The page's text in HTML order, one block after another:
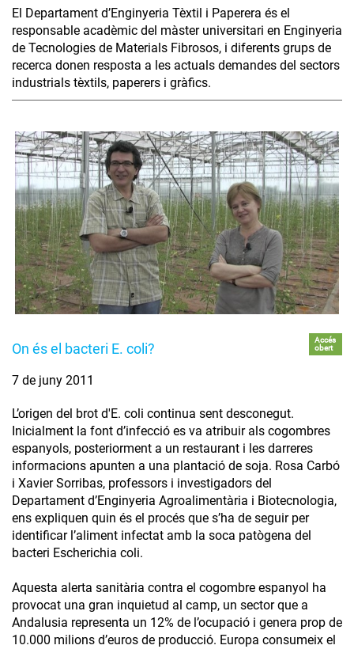
El Departament d’Enginyeria Tèxtil i Paperera és el
responsable acadèmic del màster universitari en Enginyeria
de Tecnologies de Materials Fibrosos, i diferents grups de
recerca donen resposta a les actuals demandes del sectors
industrials tèxtils, paperers i gràfics.
On és el bacteri E. coli?
Accés
obert
7 de juny 2011
L’origen del brot d'E. coli continua sent desconegut.
Inicialment la font d’infecció es va atribuir als cogombres
espanyols, posteriorment a un restaurant i les darreres
informacions apunten a una plantació de soja. Rosa Carbó
i Xavier Sorribas, professors i investigadors del
Departament d’Enginyeria Agroalimentària i Biotecnologia,
ens expliquen quin és el procés que s’ha de seguir per
identificar l’aliment infectat amb la soca patògena del
bacteri Escherichia coli.
Aquesta alerta sanitària contra el cogombre espanyol ha
provocat una gran inquietud al camp, un sector que a
Andalusia representa un 12% de l’ocupació i genera prop de
10.000 milions d’euros de producció. Europa consumeix el